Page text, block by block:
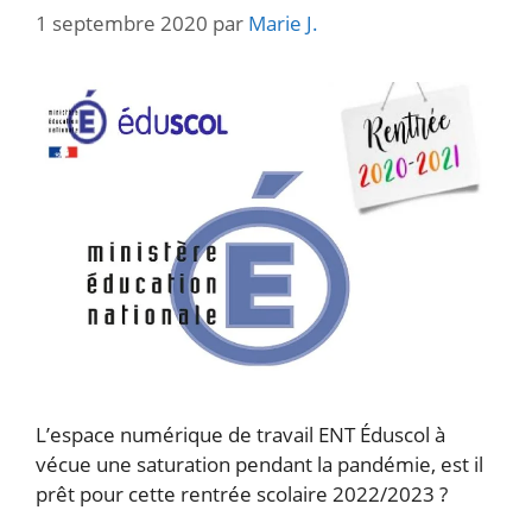
1 septembre 2020 par Marie J.
L’espace numérique de travail ENT Éduscol à
vécue une saturation pendant la pandémie, est il
prêt pour cette rentrée scolaire 2022/2023 ?